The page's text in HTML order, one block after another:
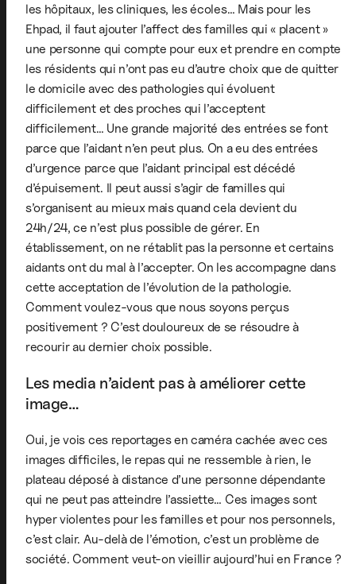
les hôpitaux, les cliniques, les écoles… Mais pour les
Ehpad, il faut ajouter l’affect des familles qui « placent »
une personne qui compte pour eux et prendre en compte
les résidents qui n’ont pas eu d’autre choix que de quitter
le domicile avec des pathologies qui évoluent
difficilement et des proches qui l’acceptent
difficilement… Une grande majorité des entrées se font
parce que l’aidant n’en peut plus. On a eu des entrées
d’urgence parce que l’aidant principal est décédé
d’épuisement. Il peut aussi s’agir de familles qui
s’organisent au mieux mais quand cela devient du
24h/24, ce n’est plus possible de gérer. En
établissement, on ne rétablit pas la personne et certains
aidants ont du mal à l’accepter. On les accompagne dans
cette acceptation de l’évolution de la pathologie.
Comment voulez-vous que nous soyons perçus
positivement ? C’est douloureux de se résoudre à
recourir au dernier choix possible.
Les media n’aident pas à améliorer cette
image…
Oui, je vois ces reportages en caméra cachée avec ces
images difficiles, le repas qui ne ressemble à rien, le
plateau déposé à distance d’une personne dépendante
qui ne peut pas atteindre l’assiette… Ces images sont
hyper violentes pour les familles et pour nos personnels,
c’est clair. Au-delà de l’émotion, c’est un problème de
société. Comment veut-on vieillir aujourd’hui en France ?